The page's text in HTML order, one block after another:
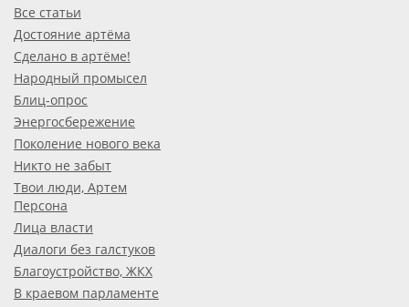
Все статьи
Достояние артёма
Сделано в артёме!
Народный промысел
Блиц-опрос
Энергосбережение
Поколение нового века
Никто не забыт
Твои люди, Артем
Персона
Лица власти
Диалоги без галстуков
Благоустройство, ЖКХ
В краевом парламенте